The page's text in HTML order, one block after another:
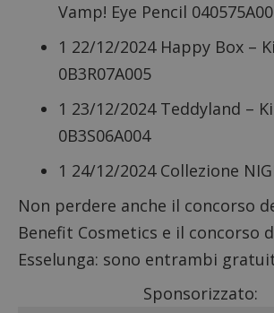
Vamp! Eye Pencil
1 22/12/2024 Happy Box –
0B3R07A005
1 23/12/2024 Teddyland –
0B3S06A004
1 24/12/2024 Collezione
Non perdere anche il concorso
Benefit Cosmetics e il concorso
Esselunga: sono entrambi
Sponsorizzato: